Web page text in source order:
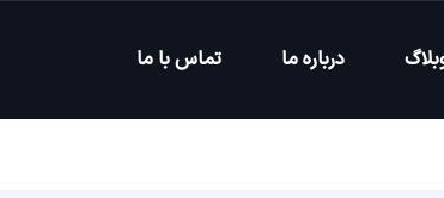
درباره ما تماس با ما